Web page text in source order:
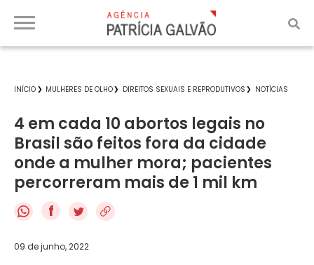
INÍCIO MULHERES DE OLHO DIREITOS SEXUAIS E REPRODUTIVOS NOTÍCIAS
4 em cada 10 abortos legais no
Brasil são feitos fora da cidade
onde a mulher mora; pacientes
percorreram mais de 1 mil km
f
09 de junho, 2022